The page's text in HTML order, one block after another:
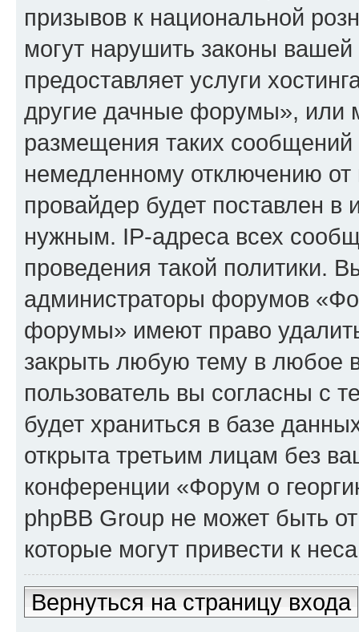
призывов к национальной
могут нарушить законы
предоставляет услуги
другие дачные форумы», или
размещения таких
немедленному отключению
провайдер будет поставлен в
нужным. IP-адреса всех
проведения такой политики.
администраторы форумов
форумы» имеют право
закрыть любую тему в любое
пользователь вы согласны с
будет храниться в базе
открыта третьим лицам без
конференции «Форум о
phpBB Group не может быть
которые могут привести к
Вернуться на страницу входа